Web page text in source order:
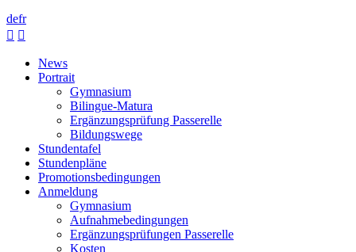
defr
 
News
Portrait
Gymnasium
Bilingue-Matura
Ergänzungsprüfung Passerelle
Bildungswege
Stundentafel
Stundenpläne
Promotionsbedingungen
Anmeldung
Gymnasium
Aufnahmebedingungen
Ergänzungsprüfungen Passerelle
Kosten